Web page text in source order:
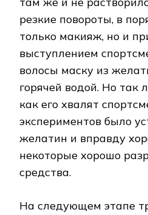
резкие повороты, в
только макияж, но и
выступлением
волосы маску из
горячей водой. Но так
как его хвалят
экспериментов было
желатин и вправду
некоторые хорошо
средства.
На следующем этапе